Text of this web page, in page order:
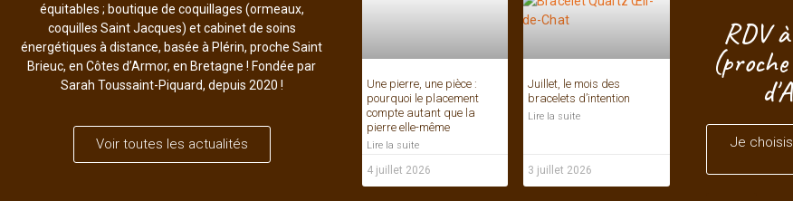
équitables ; boutique de coquillages (ormeaux,
coquilles Saint Jacques) et cabinet de soins
énergétiques à distance, basée à Plérin, proche Saint
Brieuc, en Côtes d’Armor, en Bretagne ! Fondée par
Sarah Toussaint-Piquard, depuis 2020 !
Voir toutes les actualités
Une pierre, une pièce :
pourquoi le placement
compte autant que la
pierre elle-même
Lire la suite
4 juillet 2026
Juillet, le mois des
bracelets d’intention
Lire la suite
3 juillet 2026
RDV
Je